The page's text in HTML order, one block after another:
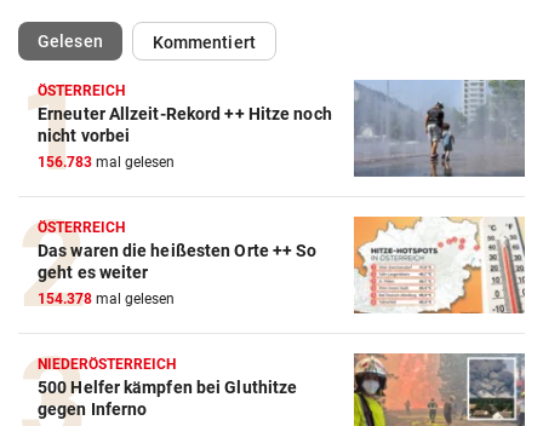
Gelesen(ausgewählt)Kommentiert
ÖSTERREICH
Erneuter Allzeit-Rekord ++ Hitze noch
nicht vorbei
156.783 mal gelesen
ÖSTERREICH
Das waren die heißesten Orte ++ So
geht es weiter
154.378 mal gelesen
NIEDERÖSTERREICH
500 Helfer kämpfen bei Gluthitze
gegen Inferno